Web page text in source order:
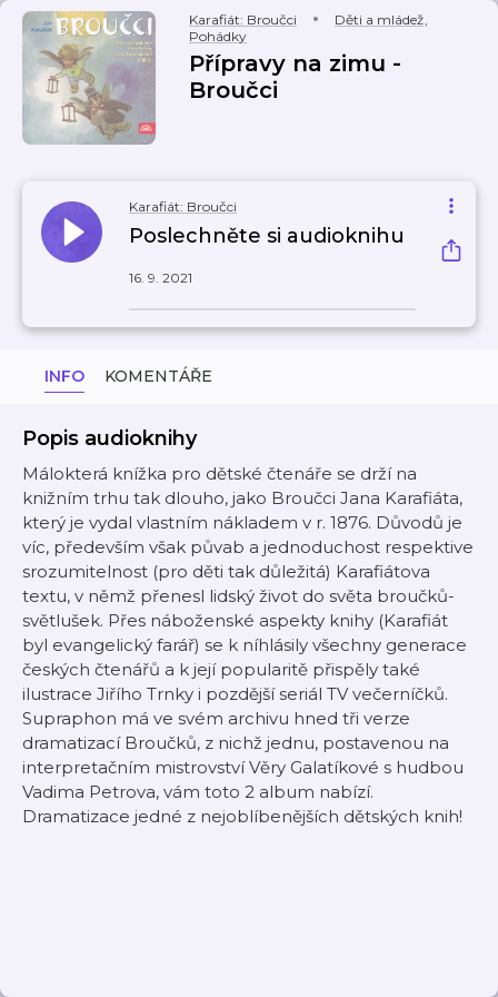
Karafiát: Broučci Děti a mládež,
Pohádky
Přípravy na zimu -
Broučci
Karafiát: Broučci
Poslechněte si audioknihu
16. 9. 2021
INFO KOMENTÁŘE
Popis audioknihy
Málokterá knížka pro dětské čtenáře se drží na
knižním trhu tak dlouho, jako Broučci Jana Karafiáta,
který je vydal vlastním nákladem v r. 1876. Důvodů je
víc, především však půvab a jednoduchost respektive
srozumitelnost (pro děti tak důležitá) Karafiátova
textu, v němž přenesl lidský život do světa broučků-
světlušek. Přes náboženské aspekty knihy (Karafiát
byl evangelický farář) se k níhlásily všechny generace
českých čtenářů a k její popularitě přispěly také
ilustrace Jiřího Trnky i pozdější seriál TV večerníčků.
Supraphon má ve svém archivu hned tři verze
dramatizací Broučků, z nichž jednu, postavenou na
interpretačním mistrovství Věry Galatíkové s hudbou
Vadima Petrova, vám toto 2 album nabízí.
Dramatizace jedné z nejoblíbenějších dětských knih!